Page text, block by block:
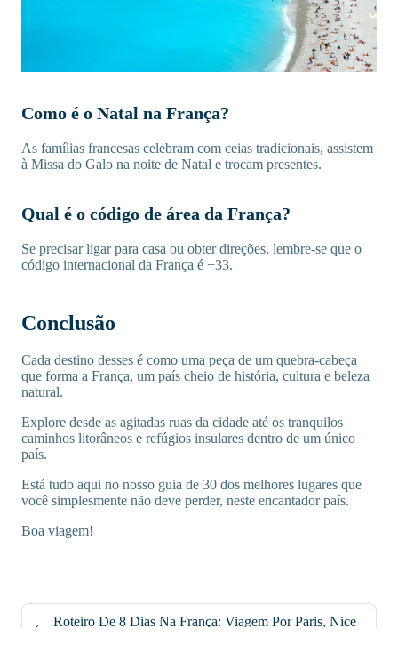
Como é o Natal na França?
As famílias francesas celebram com ceias tradicionais, assistem
à Missa do Galo na noite de Natal e trocam presentes.
Qual é o código de área da França?
Se precisar ligar para casa ou obter direções, lembre-se que o
código internacional da França é +33.
Conclusão
Cada destino desses é como uma peça de um quebra-cabeça
que forma a França, um país cheio de história, cultura e beleza
natural.
Explore desde as agitadas ruas da cidade até os tranquilos
caminhos litorâneos e refúgios insulares dentro de um único
país.
Está tudo aqui no nosso guia de 30 dos melhores lugares que
você simplesmente não deve perder, neste encantador país.
Boa viagem!
Roteiro De 8 Dias Na França: Viagem Por Paris, Nice